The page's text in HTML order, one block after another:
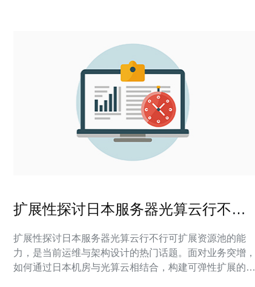
扩展性探讨日本服务器光算云行不行
扩展性探讨日本服务器光算云行不行可扩展资源池的能
力，是当前运维与架构设计的热门话题。面对业务突增，
如何通过日本机房与光算云相结合，构建可弹性扩展的资